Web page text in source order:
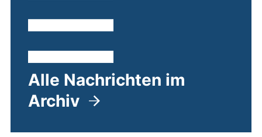
Alle Nachrichten im
Archiv